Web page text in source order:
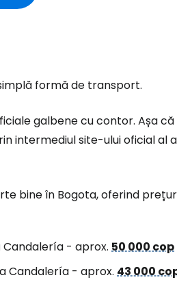
formă de transport.
galbene cu contor. Așa
intermediul site-ului oficial al
bine în Bogota, oferind
Candalería - aprox. 50 000 cop
Candalería - aprox. 43 000